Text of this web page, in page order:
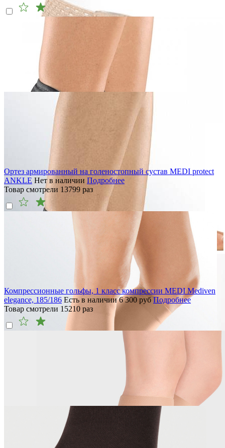
Ортез армированный на голеностопный сустав MEDI protect
ANKLE Нет в наличии Подробнее
Товар смотрели 13799 раз
Компрессионные гольфы, 1 класс компрессии MEDI Mediven
elegance, 185/186 Есть в наличии 6 300 руб Подробнее
Товар смотрели 15210 раз